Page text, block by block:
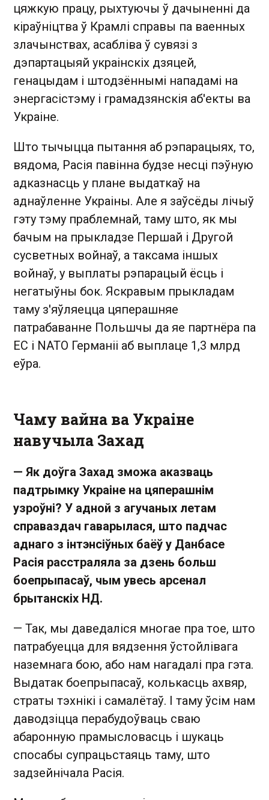
цяжкую працу, рыхтуючы ў дачыненні да
кіраўніцтва ў Крамлі справы па ваенных
злачынствах, асабліва ў сувязі з
дэпартацыяй украінскіх дзяцей,
генацыдам і штодзённымі нападамі на
энергасістэму і грамадзянскія аб'екты ва
Украіне.
Што тычыцца пытання аб рэпарацыях, то,
вядома, Расія павінна будзе несці пэўную
адказнасць у плане выдаткаў на
аднаўленне Украіны. Але я заўсёды лічыў
гэту тэму праблемнай, таму што, як мы
бачым на прыкладзе Першай і Другой
сусветных войнаў, а таксама іншых
войнаў, у выплаты рэпарацый ёсць і
негатыўны бок. Яскравым прыкладам
таму з'яўляецца цяперашняе
патрабаванне Польшчы да яе партнёра па
ЕС і NATO Германіі аб выплаце 1,3 млрд
еўра.
Чаму вайна ва Украіне
навучыла Захад
— Як доўга Захад зможа аказваць
падтрымку Украіне на цяперашнім
узроўні? У адной з агучаных летам
справаздач гаварылася, што падчас
аднаго з інтэнсіўных баёў у Данбасе
Расія расстраляла за дзень больш
боепрыпасаў, чым увесь арсенал
брытанскіх НД.
— Так, мы даведаліся многае пра тое, што
патрабуецца для вядзення ўстойлівага
наземнага бою, або нам нагадалі пра гэта.
Выдатак боепрыпасаў, колькасць ахвяр,
страты тэхнікі і самалётаў. І таму ўсім нам
даводзіцца перабудоўваць сваю
абаронную прамысловасць і шукаць
спосабы супрацьстаяць таму, што
задзейнічала Расія.